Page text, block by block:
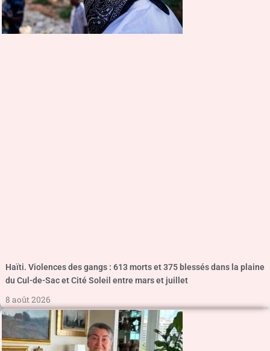
Haïti. Violences des gangs : 613 morts et 375 blessés dans la plaine
du Cul-de-Sac et Cité Soleil entre mars et juillet
8 août 2026